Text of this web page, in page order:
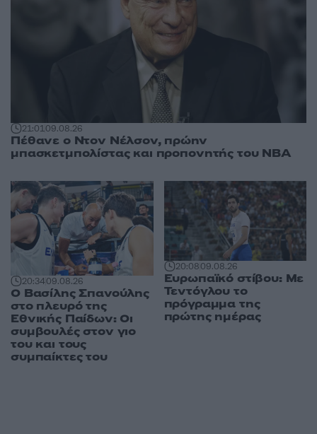
21:0109.08.26
Πέθανε ο Ντον Νέλσον, πρώην
μπασκετμπολίστας και προπονητής του NBA
20:3409.08.26
Ο Βασίλης Σπανούλης
στο πλευρό της
Εθνικής Παίδων: Οι
συμβουλές στον γιο
του και τους
συμπαίκτες του
20:0809.08.26
Ευρωπαϊκό στίβου: Με
Τεντόγλου το
πρόγραμμα της
πρώτης ημέρας